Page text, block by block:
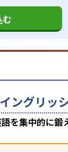
む
ングリ
を集中的に鍛